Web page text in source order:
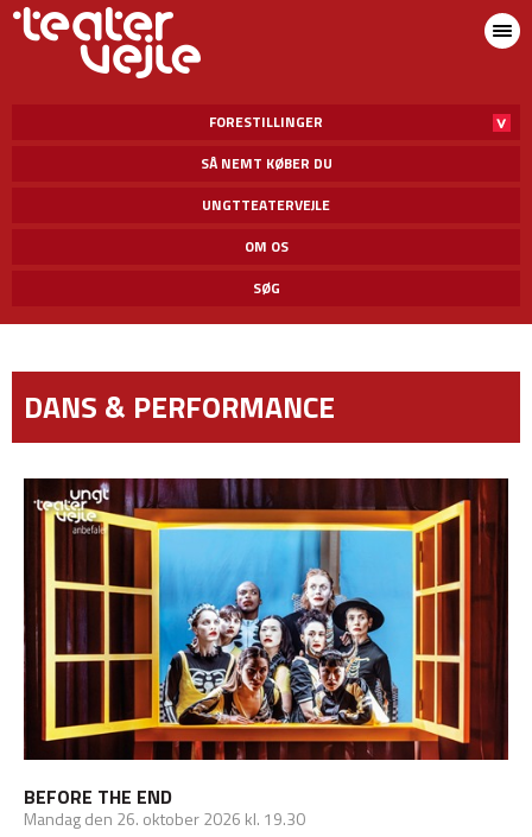
FORESTILLINGER
SÅ NEMT KØBER DU
UNGTTEATERVEJLE
OM OS
SØG
DANS & PERFORMANCE
BEFORE THE END
Mandagden 26. oktober 2026 kl. 19.30